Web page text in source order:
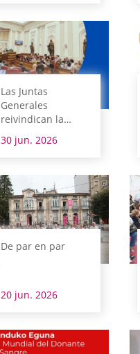
Las Juntas
Generales
reivindican la
figura de los
parlamentos como
derechos humanos
30 jun. 2026
De par en par
20 jun. 2026